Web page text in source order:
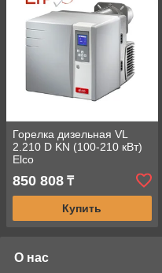
Горелка дизельная VL
2.210 D KN (100-210 кВт)
Elco
850 808 ₸
Купить
О нас